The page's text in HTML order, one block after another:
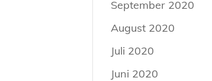
September 2020
August 2020
Juli 2020
Juni 2020